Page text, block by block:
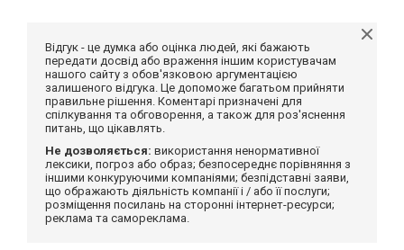
Відгук - це думка або оцінка людей, які бажають
передати досвід або враження іншим користувачам
нашого сайту з обов'язковою аргументацією
залишеного відгука. Це допоможе багатьом прийняти
правильне рішення. Коментарі призначені для
спілкування та обговорення, а також для роз'яснення
питань, що цікавлять.
Не дозволяється: використання ненормативної
лексики, погроз або образ; безпосереднє порівняння з
іншими конкуруючими компаніями; безпідставні заяви,
що ображають діяльність компанії і / або її послуги;
розміщення посилань на сторонні інтернет-ресурси;
реклама та самореклама.